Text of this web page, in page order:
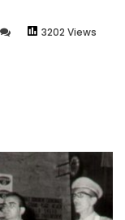
3202 Views